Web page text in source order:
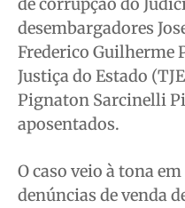
de corrupção do
desembargadores
Frederico Guilherme
Justiça do Estado
Pignaton Sarcinelli
aposentados.
O caso veio à tona
denúncias de venda